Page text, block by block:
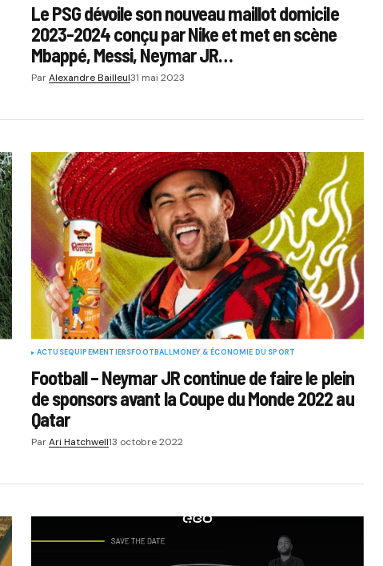
Le PSG dévoile son nouveau maillot domicile
2023-2024 conçu par Nike et met en scène
Mbappé, Messi, Neymar JR…
ParAlexandre Bailleul31 mai 2023
ACTUSEQUIPEMENTIERSFOOTBALLMONEY & ÉCONOMIE DU SPORT
Football – Neymar JR continue de faire le plein
de sponsors avant la Coupe du Monde 2022 au
Qatar
ParAri Hatchwell13 octobre 2022